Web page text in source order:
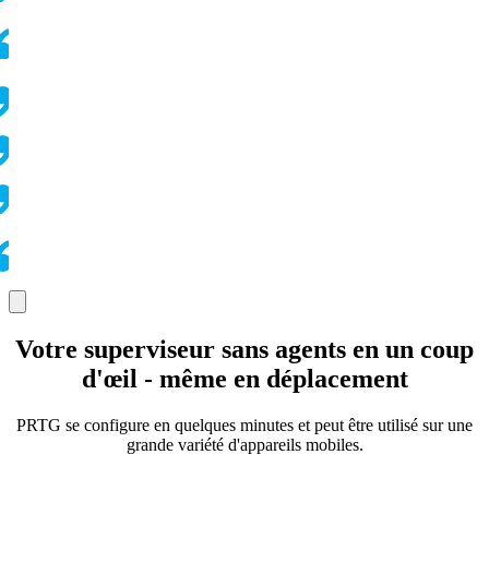
Votre superviseur sans agents en un coup
d'œil - même en déplacement
PRTG se configure en quelques minutes et peut être utilisé sur une
grande variété d'appareils mobiles.